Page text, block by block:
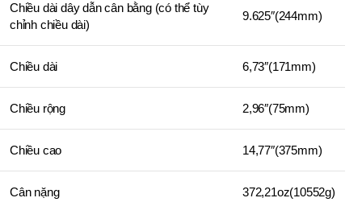
Chiều dài dây dẫn cân bằng (có thể tùy
chỉnh chiều dài)
9.625″(244mm)
Chiều dài 6,73″(171mm)
Chiều rộng 2,96″(75mm)
Chiều cao 14,77″(375mm)
Cân nặng 372,21oz(10552g)